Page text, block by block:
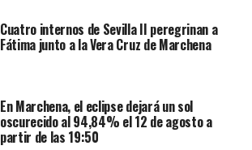
Cuatro internos de Sevilla II peregrinan a
Fátima junto a la Vera Cruz de Marchena
En Marchena, el eclipse dejará un sol
oscurecido al 94,84% el 12 de agosto a
partir de las 19:50